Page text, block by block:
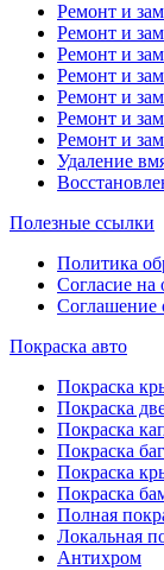
Ремонт и
Ремонт и
Ремонт и
Ремонт и
Ремонт и
Ремонт и
Ремонт и
Удаление
Полезные ссылки
Политика
Согласие на
Соглашение
Покраска авто
Покраска
Покраска
Покраска
Покраска
Покраска
Покраска
Полная
Локальная
Антихром